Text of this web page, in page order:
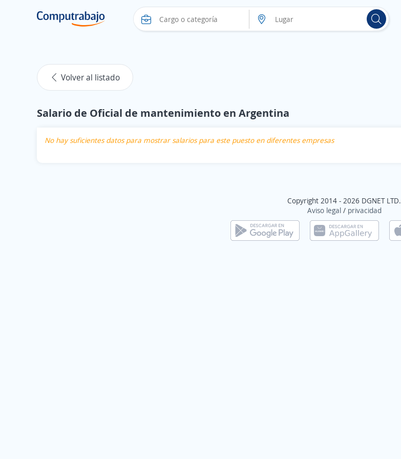
Volver al listado
Salario de Oficial de mantenimiento en Argentina
No hay suficientes datos para mostrar salarios para este puesto en diferentes empresas
Copyright 2014 - 2026 DGNET LTD.
Aviso legal/ privacidad